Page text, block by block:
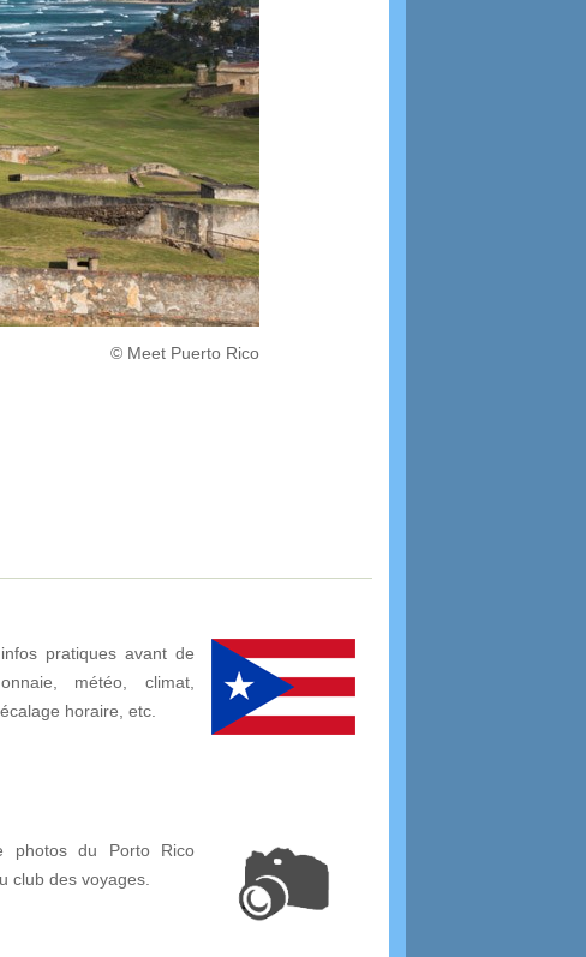
© Meet Puerto Rico
pratiques avant de
météo, climat,
horaire, etc.
photos du Porto Rico
club des voyages.